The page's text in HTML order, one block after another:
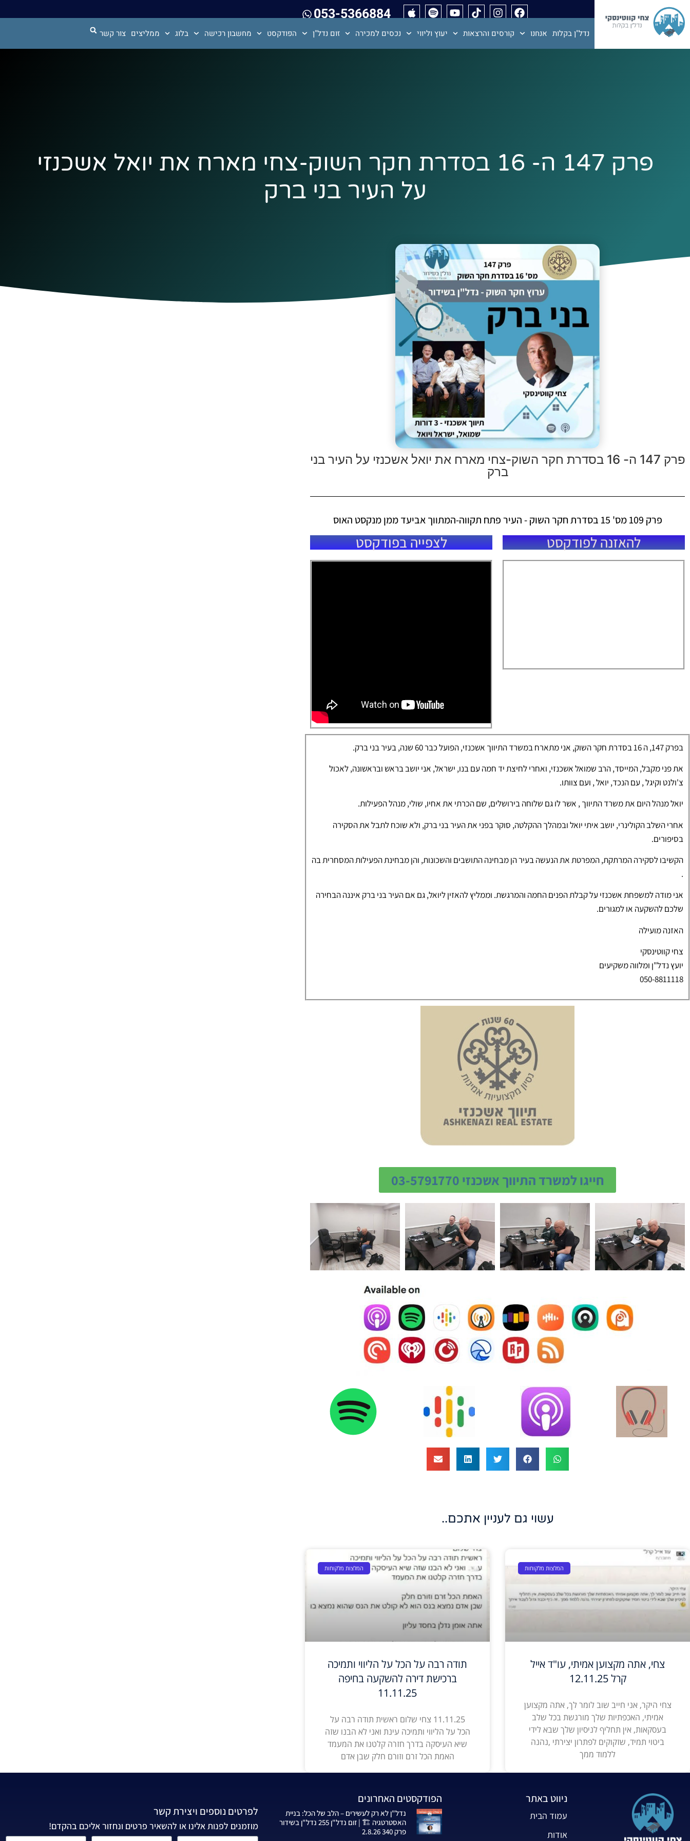
053-5366884
נדל"ן בקלות אנחנו קורסים והרצאות יעוץ וליווי נכסים למכירה זום נדל"ן הפודקסט מחשבון רכישה בלוג ממליצים צור קשר
פרק 147 ה- 16 בסדרת חקר השוק-צחי מארח את יואל אשכנזי
על העיר בני ברק
פרק 147 ה- 16 בסדרת חקר השוק-צחי מארח את יואל אשכנזי על העיר בני
ברק
פרק 109 מס' 15 בסדרת חקר השוק - העיר פתח תקווה-המתווך אביעד ממן מנקסט האוס
להאזנה לפודקסט לצפייה בפודקסט
בפרק 147, ה 16 בסדרת חקר השוק, אני מתארח במשרד התיווך אשכנזי, הפועל כבר 60 שנה, בעיר בני ברק.
את פני מקבל, המייסד, הרב שמואל אשכנזי, ואחרי לחיצת יד חמה עם בנו, ישראל, אני יושב בראש ובראשונה, לאכול
צ'ולנט וקיגל , עם הנכד, יואל , ועם צוותו.
יואל מנהל היום את משרד התיווך , אשר לו גם שלוחה בירושלים, שם הכרתי את אחיו, שולי, מנהל הפעילות.
אחרי השלב הקולינרי, יושב איתי יואל ובמהלך ההקלטה, סוקר בפני את העיר בני ברק, ולא שוכח לתבל את הסקירה
בסיפורים.
הקשיבו לסקירה המרתקת, המפרטת את הנעשה בעיר הן מבחינה התושבים והשכונות, והן מבחינת הפעילות המסחרית בה
.
אני מודה למשפחת אשכנזי על קבלת הפנים החמה והמרגשת. וממליץ להאזין ליואל, גם אם העיר בני ברק איננה הבחירה
שלכם להשקעה או למגורים.
האזנה מועילה
צחי קווטינסקי
יועץ נדל"ן ומלווה משקיעים
050-8811118
חייגו למשרד התיווך אשכנזי 03-5791770
עשוי גם לעניין אתכם..
המלצות מלקוחות
צחי, אתה מקצוען אמיתי, עו"ד אייל
קרל 12.11.25
צחי היקר, אני חייב שוב לומר לך, אתה מקצוען
אמיתי, האכפתיות שלך מורגשת בכל שלב
בעסקאות, אין תחליף לניסיון שלך שבא לידי
ביטוי תמיד, שזקוקים לפתרון יצירתי ,נהנה
ללמוד ממך
המלצות מלקוחות
תודה רבה על הכל על הליווי ותמיכה
ברכישת דירה להשקעה בחיפה
11.11.25
11.11.25 צחי שלום ראשית תודה רבה על
הכל על הליווי ותמיכה עינת ואני לא הבנו שזה
שיא העיסקה בדרך חזרה קלטנו את המעמד
האמת הכל זרם וזורם חלק שבן אדם
ניווט באתר
עמוד הבית
אודות
הפודקסטים האחרונים
נדל"ן לא רק לעשירים – הלב של הכל: בניית
האסטרטגיה 🏗️ | זום נדל"ן 255 נדל"ן בשידור
פרק 340 2.8.26
לפרטים נוספים ויצירת קשר
מוזמנים לפנות אלינו או להשאיר פרטים ונחזור אליכם בהקדם!